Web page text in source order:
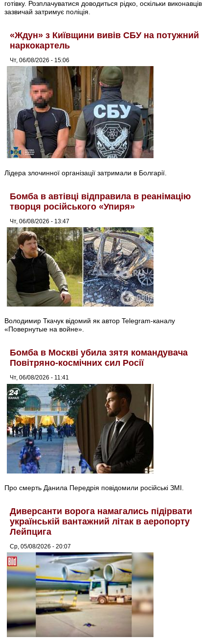
готівку. Розплачуватися доводиться рідко, оскільки виконавців
зазвичай затримує поліція.
«Ждун» з Київщини вивів СБУ на потужний
наркокартель
Чт, 06/08/2026 - 15:06
Лідера злочинної організації затримали в Болгарії.
Бомба в автівці відправила в реанімацію
творця російського «Упиря»
Чт, 06/08/2026 - 13:47
Володимир Ткачук відомий як автор Telegram-каналу
«Повернутые на войне».
Бомба в Москві убила зятя командувача
Повітряно-космічних сил Росії
Чт, 06/08/2026 - 11:41
Про смерть Данила Передрія повідомили російські ЗМІ.
Диверсанти ворога намагались підірвати
українській вантажний літак в аеропорту
Лейпцига
Ср, 05/08/2026 - 20:07